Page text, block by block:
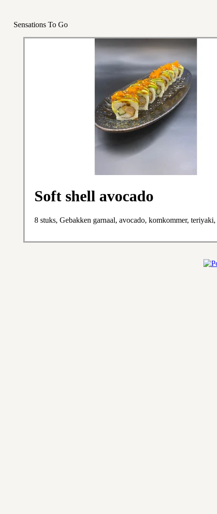
Sensations To Go
Soft shell avocado
8 stuks, Gebakken garnaal, avocado, komkommer,